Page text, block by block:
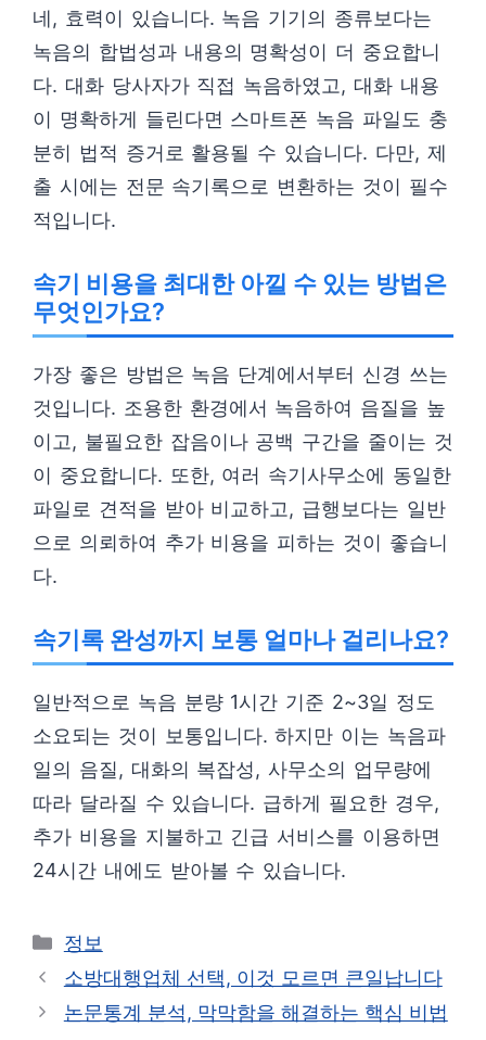
네, 효력이 있습니다. 녹음 기기의 종류보다는
녹음의 합법성과 내용의 명확성이 더 중요합니
다. 대화 당사자가 직접 녹음하였고, 대화 내용
이 명확하게 들린다면 스마트폰 녹음 파일도 충
분히 법적 증거로 활용될 수 있습니다. 다만, 제
출 시에는 전문 속기록으로 변환하는 것이 필수
적입니다.
속기 비용을 최대한 아낄 수 있는 방법은
무엇인가요?
가장 좋은 방법은 녹음 단계에서부터 신경 쓰는
것입니다. 조용한 환경에서 녹음하여 음질을 높
이고, 불필요한 잡음이나 공백 구간을 줄이는 것
이 중요합니다. 또한, 여러 속기사무소에 동일한
파일로 견적을 받아 비교하고, 급행보다는 일반
으로 의뢰하여 추가 비용을 피하는 것이 좋습니
다.
속기록 완성까지 보통 얼마나 걸리나요?
일반적으로 녹음 분량 1시간 기준 2~3일 정도
소요되는 것이 보통입니다. 하지만 이는 녹음파
일의 음질, 대화의 복잡성, 사무소의 업무량에
따라 달라질 수 있습니다. 급하게 필요한 경우,
추가 비용을 지불하고 긴급 서비스를 이용하면
24시간 내에도 받아볼 수 있습니다.
카
테
리
정보
소방대행업체 선택, 이것 모르면 큰일납니다
논문통계 분석, 막막함을 해결하는 핵심 비법